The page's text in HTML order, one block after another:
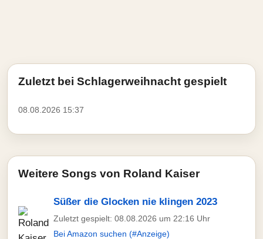
Zuletzt bei Schlagerweihnacht gespielt
08.08.2026 15:37
Weitere Songs von Roland Kaiser
Süßer die Glocken nie klingen 2023
Zuletzt gespielt: 08.08.2026 um 22:16 Uhr
Bei Amazon suchen (#Anzeige)